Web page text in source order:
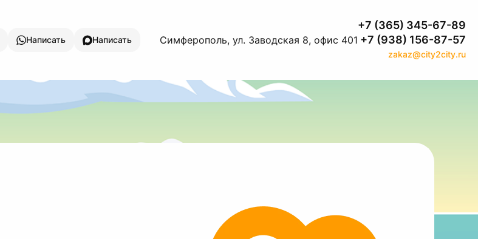
Написать Написать Симферополь, ул. Заводская 8, офис 401
+7 (365) 345-67-89
+7 (938) 156-87-57
zakaz@city2city.ru